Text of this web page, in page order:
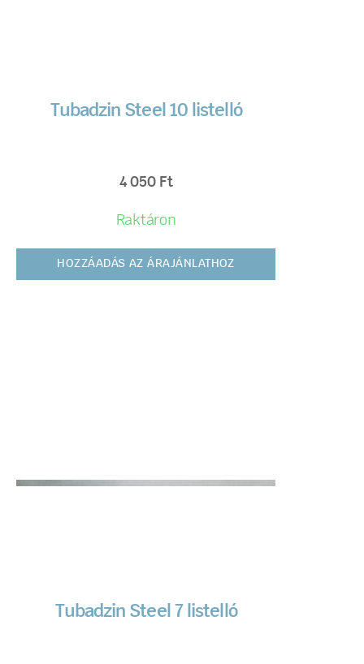
Tubadzin Steel 10 listelló
4 050 Ft
Raktáron
HOZZÁADÁS AZ ÁRAJÁNLATHOZ
Tubadzin Steel 7 listelló